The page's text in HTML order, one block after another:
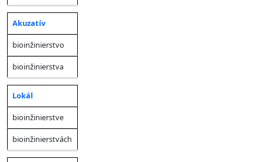
Akuzatív
bioinžinierstvo
bioinžinierstva
Lokál
bioinžinierstve
bioinžinierstvách